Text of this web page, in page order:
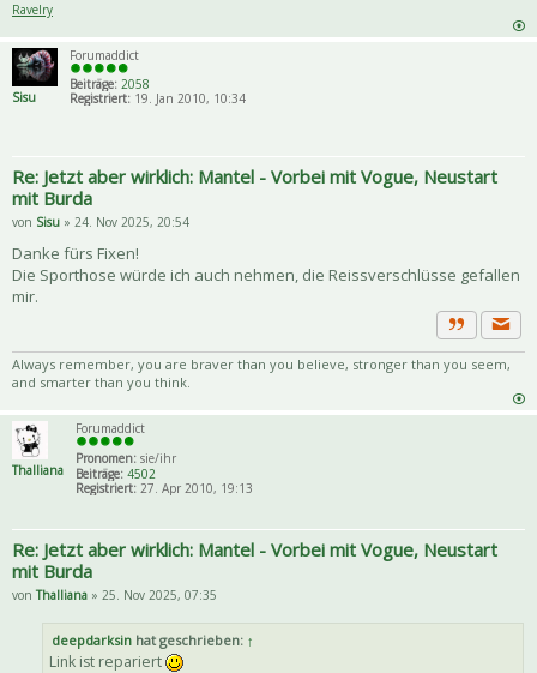
Ravelry
Sisu
Forumaddict
Beiträge: 2058
Registriert:19. Jan 2010, 10:34
Re: Jetzt aber wirklich: Mantel - Vorbei mit Vogue, Neustart
mit Burda
von Sisu » 24. Nov 2025, 20:54
Danke fürs Fixen!
Die Sporthose würde ich auch nehmen, die Reissverschlüsse gefallen
mir.
Zitat
Always remember, you are braver than you believe, stronger than you seem,
and smarter than you think.
Thalliana
Forumaddict
Pronomen: sie/ihr
Beiträge: 4502
Registriert: 27. Apr 2010, 19:13
Re: Jetzt aber wirklich: Mantel - Vorbei mit Vogue, Neustart
mit Burda
von Thalliana » 25. Nov 2025, 07:35
deepdarksin hat geschrieben: ↑
Link ist repariert